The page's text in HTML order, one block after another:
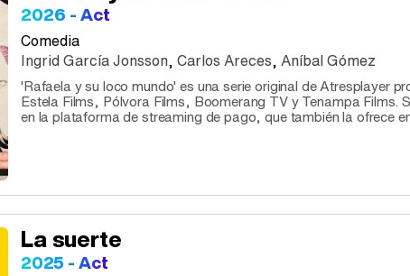
2026 - Act
Comedia
Ingrid García Jonsson, Carlos Areces, Aníbal Gómez
'Rafaela y su loco mundo' es una serie original de Atresplayer
Estela Films, Pólvora Films, Boomerang TV y Tenampa Films.
en la plataforma de streaming de pago, que también la ofrece
La suerte
2025 - Act